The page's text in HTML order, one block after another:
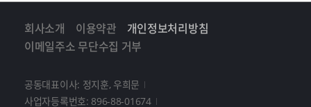
회사소개 이용약관
개인정보처리방침
이메일주소 무단수집 거부
공동대표이사: 정지훈, 우희문
사업자등록번호: 896-88-01674